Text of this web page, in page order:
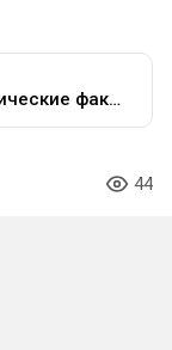
Летопись без стресса | Исторические факты
44